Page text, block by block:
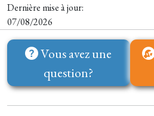
Dernière mise à jour:
07/08/2026
Vous avez une
question?